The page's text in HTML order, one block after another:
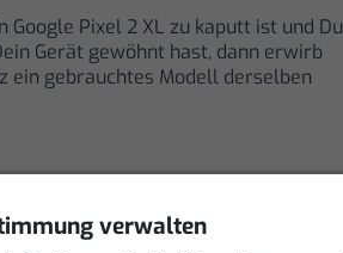
verwalten
Google Pixel 2 XL zu kaputt ist und Du
Gerät gewöhnt hast, dann erwirb
ein gebrauchtes Modell derselben